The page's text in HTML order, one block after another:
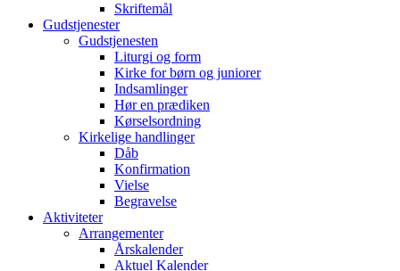
Skriftemål
Gudstjenester
Gudstjenesten
Liturgi og form
Kirke for børn og juniorer
Indsamlinger
Hør en prædiken
Kørselsordning
Kirkelige handlinger
Dåb
Konfirmation
Vielse
Begravelse
Aktiviteter
Arrangementer
Årskalender
Aktuel Kalender